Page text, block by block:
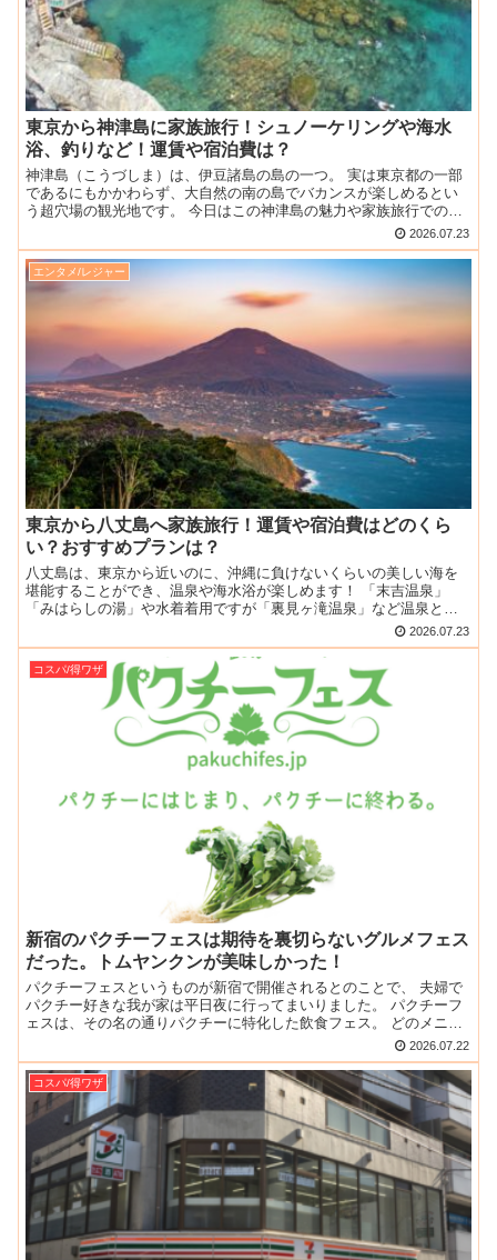
東京から神津島に家族旅行！シュノーケリングや海水
浴、釣りなど！運賃や宿泊費は？
神津島（こうづしま）は、伊豆諸島の島の一つ。 実は東京都の一部
であるにもかかわらず、大自然の南の島でバカンスが楽しめるとい
う超穴場の観光地です。 今日はこの神津島の魅力や家族旅行でのア
ドバイス、運賃や旅費などについて情報をまとめました。 神...2026.07.23
エンタメ/レジャー
東京から八丈島へ家族旅行！運賃や宿泊費はどのくら
い？おすすめプランは？
八丈島は、東京から近いのに、沖縄に負けないくらいの美しい海を
堪能することができ、温泉や海水浴が楽しめます！ 「末吉温泉」
「みはらしの湯」や水着着用ですが「裏見ヶ滝温泉」など温泉と海
水浴が一度にできるスポットが充実しています。 絶景ポイントと...
2026.07.23
コスパ/得ワザ
新宿のパクチーフェスは期待を裏切らないグルメフェス
だった。トムヤンクンが美味しかった！
パクチーフェスというものが新宿で開催されるとのことで、 夫婦で
パクチー好きな我が家は平日夜に行ってまいりました。 パクチーフ
ェスは、その名の通りパクチーに特化した飲食フェス。 どのメニュ
ーにもパクチーマシマシということで期待！ ポスターもガ...2026.07.22
コスパ/得ワザ